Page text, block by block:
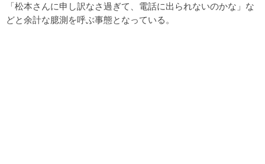
「松本さんに申し訳なさ過ぎて、電話に出られないのかな」な
どと余計な臆測を呼ぶ事態となっている。